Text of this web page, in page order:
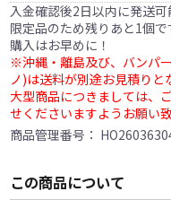
入金確認後2日以内に発送可
限定品のため残りあと1個
購入はお早めに！
※沖縄・離島及び、バンパ
ノ)は送料が別途お見積りと
大型商品につきましては、
せくださいますようお願い致
商品管理番号：
この商品について